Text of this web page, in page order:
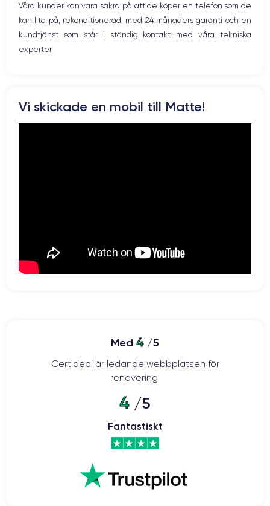
4K - 3840x2160px Oui, minimum 18W
Batterie Dual SIM
Si vous souhaitez découvrir en détail les caractéristiques de ce
Våra kunder kan vara säkra på att de köper en telefon som de
kan lita på, rekonditionerad, med 24 månaders garanti och en
kundtjänst som står i ständig kontakt med våra tekniska
experter.
Vi skickade en mobil till Matte!
Med 4 /5
Certideal är ledande webbplatsen för
renovering.
4 /5
Fantastiskt